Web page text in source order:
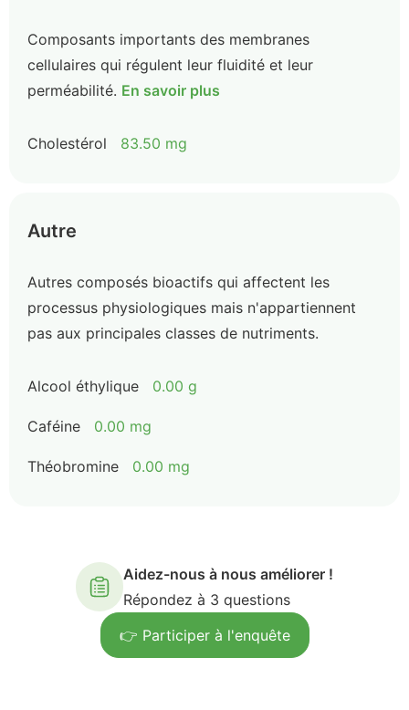
Composants importants des membranes
cellulaires qui régulent leur fluidité et leur
perméabilité. En savoir plus
Cholestérol 83.50 mg
Autre
Autres composés bioactifs qui affectent les
processus physiologiques mais n'appartiennent
pas aux principales classes de nutriments.
Alcool éthylique 0.00 g
Caféine 0.00 mg
Théobromine 0.00 mg
Aidez-nous à nous améliorer !
Répondez à 3 questions
👉 Participer à l'enquête